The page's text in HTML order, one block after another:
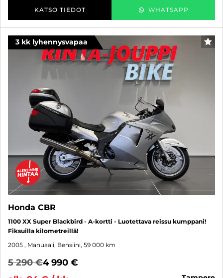
KATSO TIEDOT WHATSAPP
3 kk lyhennysvapaa
Honda CBR
1100 XX Super Blackbird - A-kortti - Luotettava reissu kumppani!
Fiksuilla kilometreillä!
2005 , Manuaali, Bensiini, 59 000 km
5 290 €4 990 €